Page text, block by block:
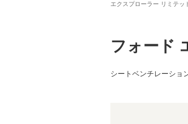
エクスプローラー リミテッ
フォード
シートベンチレーショ